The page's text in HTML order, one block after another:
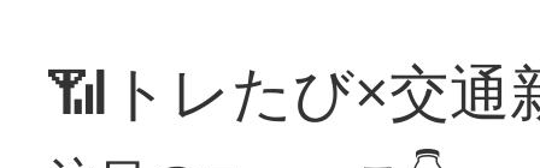
📶トレたび×交通